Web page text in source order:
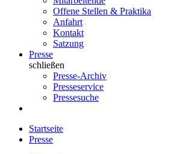
Offene Stellen & Praktika
Anfahrt
Kontakt
Satzung
Presse
schließen
Presse-Archiv
Presseservice
Pressesuche
Startseite
Presse